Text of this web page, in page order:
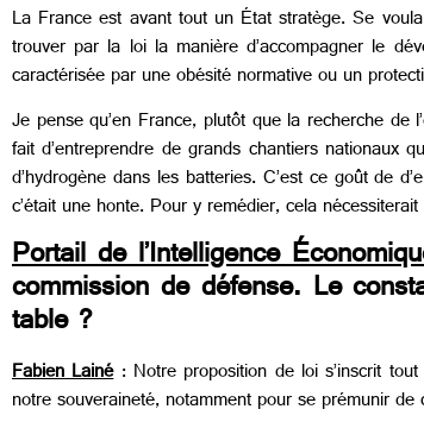
La France est avant tout un État stratège. Se
trouver par la loi la manière d’accompagner le
caractérisée par une obésité normative ou un
Je pense qu’en France, plutôt que la recherche
fait d’entreprendre de grands chantiers nationaux
d’hydrogène dans les batteries. C’est ce goût de
c’était une honte. Pour y remédier, cela
Portail de l’Intelligence
commission de défense. Le
table ?
Fabien Lainé: Notre proposition de loi s’inscrit
notre souveraineté, notamment pour se prémunir de